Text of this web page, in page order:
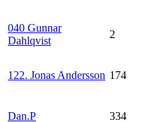
040 Gunnar
Dahlqvist
2
122. Jonas Andersson 174
Dan.P 334